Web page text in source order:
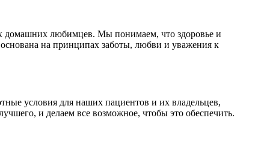
домашних любимцев. Мы понимаем, что здоровье и
на принципах заботы, любви и уважения к
условия для наших пациентов и их владельцев,
и делаем все возможное, чтобы это обеспечить.